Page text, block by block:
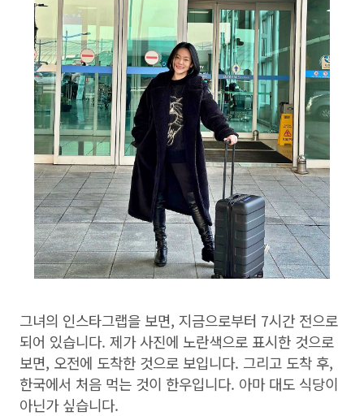
그녀의 인스타그랩을 보면, 지금으로부터 7시간 전으로
되어 있습니다. 제가 사진에 노란색으로 표시한 것으로
보면, 오전에 도착한 것으로 보입니다. 그리고 도착 후,
한국에서 처음 먹는 것이 한우입니다. 아마 대도 식당이
아닌가 싶습니다.